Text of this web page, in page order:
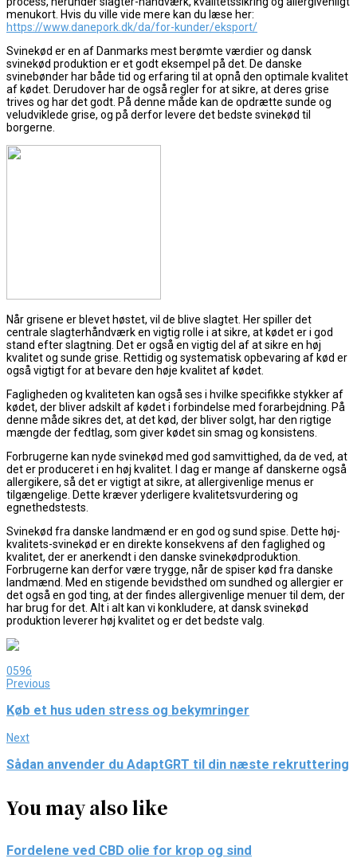
menukort. Hvis du ville vide mere kan du læse her:
https://www.danepork.dk/da/for-kunder/eksport/
Svinekød er en af Danmarks mest berømte værdier og dansk
svinekød produktion er et godt eksempel på det. De danske
svinebønder har både tid og erfaring til at opnå den optimale kvalitet
af kødet. Derudover har de også regler for at sikre, at deres grise
trives og har det godt. På denne måde kan de opdrætte sunde og
veludviklede grise, og på derfor levere det bedste svinekød til
borgerne.
Når grisene er blevet høstet, vil de blive slagtet. Her spiller det
centrale slagterhåndværk en vigtig rolle i at sikre, at kødet er i god
stand efter slagtning. Det er også en vigtig del af at sikre en høj
kvalitet og sunde grise. Rettidig og systematisk opbevaring af kød er
også vigtigt for at bevare den høje kvalitet af kødet.
Fagligheden og kvaliteten kan også ses i hvilke specifikke stykker af
kødet, der bliver adskilt af kødet i forbindelse med forarbejdning. På
denne måde sikres det, at det kød, der bliver solgt, har den rigtige
mængde der fedtlag, som giver kødet sin smag og konsistens.
Forbrugerne kan nyde svinekød med god samvittighed, da de ved, at
det er produceret i en høj kvalitet. I dag er mange af danskerne også
allergikere, så det er vigtigt at sikre, at allergivenlige menus er
tilgængelige. Dette kræver yderligere kvalitetsvurdering og
egnethedstests.
Svinekød fra danske landmænd er en god og sund spise. Dette høj-
kvalitets-svinekød er en direkte konsekvens af den faglighed og
kvalitet, der er anerkendt i den danske svinekødproduktion.
Forbrugerne kan derfor være trygge, når de spiser kød fra danske
landmænd. Med en stigende bevidsthed om sundhed og allergier er
det også en god ting, at der findes allergivenlige menuer til dem, der
har brug for det. Alt i alt kan vi konkludere, at dansk svinekød
produktion leverer høj kvalitet og er det bedste valg.
0596
Previous
Køb et hus uden stress og bekymringer
Next
Sådan anvender du AdaptGRT til din næste rekruttering
You may also like
Fordelene ved CBD olie for krop og sind